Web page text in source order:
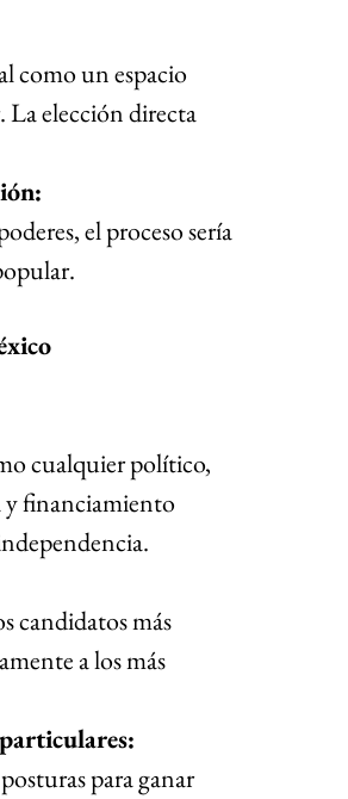
como un espacio
La elección directa
el proceso sería
cualquier político,
y financiamiento
candidatos más
a los más
para ganar